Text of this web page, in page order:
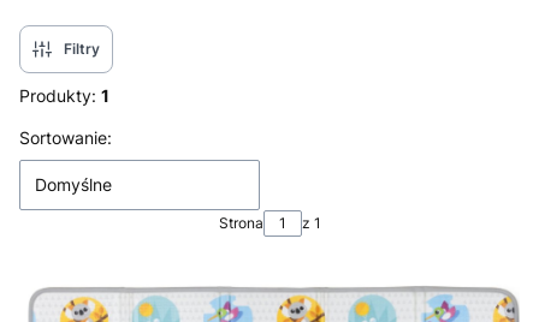
Filtry
Produkty: 1
Lista produktów
Sortowanie:
Domyślne
Strona z 1